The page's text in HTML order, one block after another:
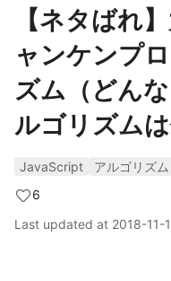
【ネタばれ
ャンケンプ
ズム（どん
ルゴリズムは
JavaScript アルゴリズム
6
Last updated at 2018-11-